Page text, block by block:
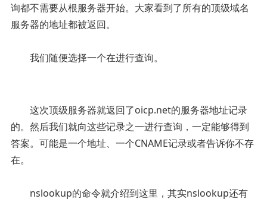
询都不需要从根服务器开始。大家看到了所有的顶级域名
服务器的地址都被返回。
我们随便选择一个在进行查询。
这次顶级服务器就返回了oicp.net的服务器地址记录
的。然后我们就向这些记录之一进行查询，一定能够得到
答案。可能是一个地址、一个CNAME记录或者告诉你不存
在。
nslookup的命令就介绍到这里，其实nslookup还有